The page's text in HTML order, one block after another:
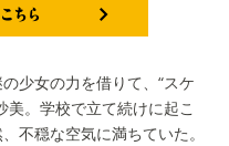
少女の力を借りて、“スケ
美。学校で立て続けに起こ
不穏な空気に満ちていた。